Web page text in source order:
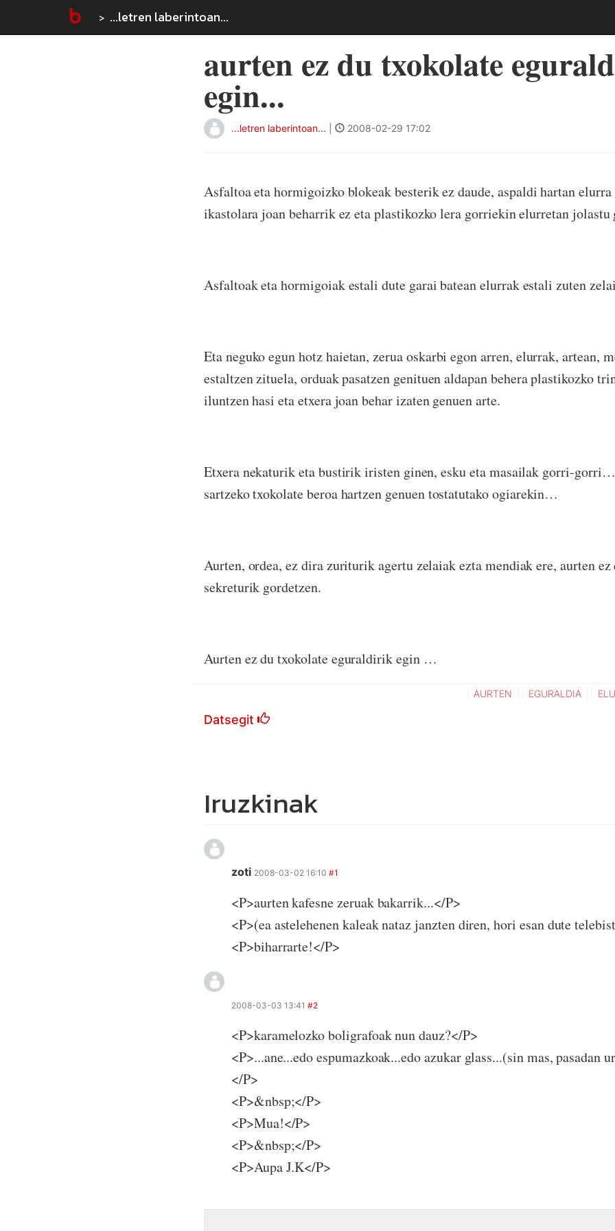
...letren laberintoan...
aurten ez du txokolate
egin...
...letren laberintoan... 2008-02-29 17:02
Asfaltoa eta hormigoizko blokeak besterik ez daude, aspaldi hartan elurra
ikastolara joan beharrik ez eta plastikozko lera gorriekin elurretan jolastu
Asfaltoak eta hormigoiak estali dute garai batean elurrak estali zuten
Eta neguko egun hotz haietan, zerua oskarbi egon arren, elurrak, artean,
estaltzen zituela, orduak pasatzen genituen aldapan behera plastikozko
iluntzen hasi eta etxera joan behar izaten genuen arte.
Etxera nekaturik eta bustirik iristen ginen, esku eta masailak gorri-gorri…
sartzeko txokolate beroa hartzen genuen tostatutako ogiarekin…
Aurten, ordea, ez dira zuriturik agertu zelaiak ezta mendiak ere, aurten
sekreturik gordetzen.
Aurten ez du txokolate eguraldirik egin …
Datsegit
AURTEN EGURALDIA
Iruzkinak
zoti 2008-03-02 16:10 #1
<P>aurten kafesne zeruak bakarrik...</P>
<P>(ea astelehenen kaleak nataz janzten diren, hori esan dute
<P>biharrarte!</P>
2008-03-03 13:41 #2
<P>karamelozko boligrafoak nun dauz?</P>
<P>...ane...edo espumazkoak...edo azukar glass...(sin mas, pasadan
</P>
<P>&nbsp;</P>
<P>Mua!</P>
<P>&nbsp;</P>
<P>Aupa J.K</P>